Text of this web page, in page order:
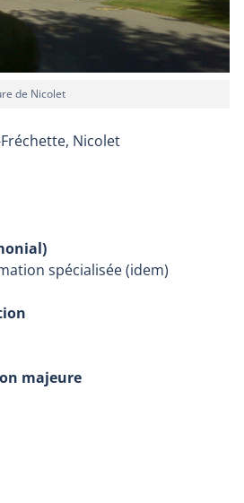
de Nicolet
Nicolet
spécialisée (idem)
majeure